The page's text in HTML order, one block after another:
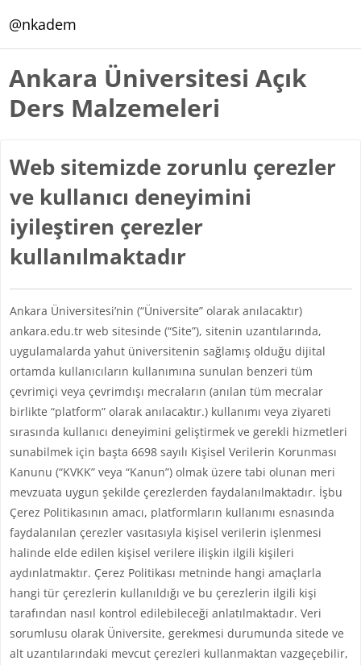
@nkadem
Ankara Üniversitesi Açık
Ders Malzemeleri
Web sitemizde zorunlu çerezler
ve kullanıcı deneyimini
iyileştiren çerezler
kullanılmaktadır
Ankara Üniversitesi’nin (“Üniversite” olarak anılacaktır)
ankara.edu.tr web sitesinde (“Site”), sitenin uzantılarında,
uygulamalarda yahut üniversitenin sağlamış olduğu dijital
ortamda kullanıcıların kullanımına sunulan benzeri tüm
çevrimiçi veya çevrimdışı mecraların (anılan tüm mecralar
birlikte “platform” olarak anılacaktır.) kullanımı veya ziyareti
sırasında kullanıcı deneyimini geliştirmek ve gerekli hizmetleri
sunabilmek için başta 6698 sayılı Kişisel Verilerin Korunması
Kanunu (“KVKK” veya “Kanun”) olmak üzere tabi olunan meri
mevzuata uygun şekilde çerezlerden faydalanılmaktadır. İşbu
Çerez Politikasının amacı, platformların kullanımı esnasında
faydalanılan çerezler vasıtasıyla kişisel verilerin işlenmesi
halinde elde edilen kişisel verilere ilişkin ilgili kişileri
aydınlatmaktır. Çerez Politikası metninde hangi amaçlarla
hangi tür çerezlerin kullanıldığı ve bu çerezlerin ilgili kişi
tarafından nasıl kontrol edilebileceği anlatılmaktadır. Veri
sorumlusu olarak Üniversite, gerekmesi durumunda sitede ve
alt uzantılarındaki mevcut çerezleri kullanmaktan vazgeçebilir,